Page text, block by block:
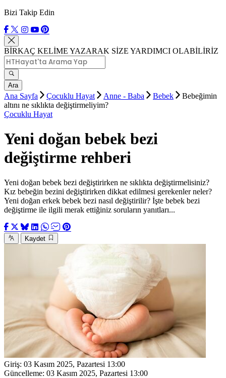
Bizi Takip Edin
BİRKAÇ KELİME YAZARAK SİZE YARDIMCI OLABİLİRİZ
Ara
Ana Sayfa Çocuklu Hayat Anne - Baba Bebek
Bebeğimin
altını ne sıklıkta değiştirmeliyim?
Çocuklu Hayat
Yeni doğan bebek bezi
değiştirme rehberi
Yeni doğan bebek bezi değiştirirken ne sıklıkta değiştirmelisiniz?
Kız bebeğin bezini değiştirirken dikkat edilmesi gerekenler neler?
Yeni doğan erkek bebek bezi nasıl değiştirilir? İşte bebek bezi
değiştirme ile ilgili merak ettiğiniz soruların yanıtları...
Kaydet
Giriş: 03 Kasım 2025, Pazartesi 13:00
Güncelleme: 03 Kasım 2025, Pazartesi 13:00